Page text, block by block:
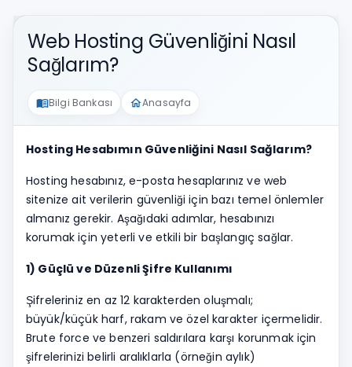
Web Hosting Güvenliğini Nasıl
Sağlarım?
menu_bookBilgi Bankası homeAnasayfa
Hosting Hesabımın Güvenliğini Nasıl Sağlarım?
Hosting hesabınız, e-posta hesaplarınız ve web
sitenize ait verilerin güvenliği için bazı temel önlemler
almanız gerekir. Aşağıdaki adımlar, hesabınızı
korumak için yeterli ve etkili bir başlangıç sağlar.
1) Güçlü ve Düzenli Şifre Kullanımı
Şifreleriniz en az 12 karakterden oluşmalı;
büyük/küçük harf, rakam ve özel karakter içermelidir.
Brute force ve benzeri saldırılara karşı korunmak için
şifrelerinizi belirli aralıklarla (örneğin aylık)